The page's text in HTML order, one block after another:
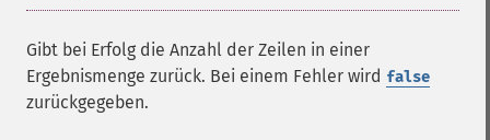
Gibt bei Erfolg die Anzahl der Zeilen in einer
Ergebnismenge zurück. Bei einem Fehler wird false
zurückgegeben.